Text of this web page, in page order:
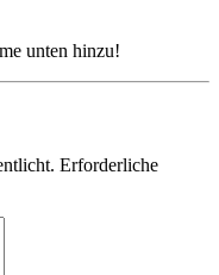
unten hinzu!
Erforderliche